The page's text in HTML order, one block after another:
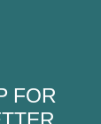
FOR